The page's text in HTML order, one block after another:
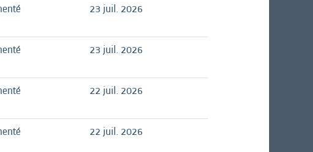
23 juil. 2026
23 juil. 2026
22 juil. 2026
22 juil. 2026